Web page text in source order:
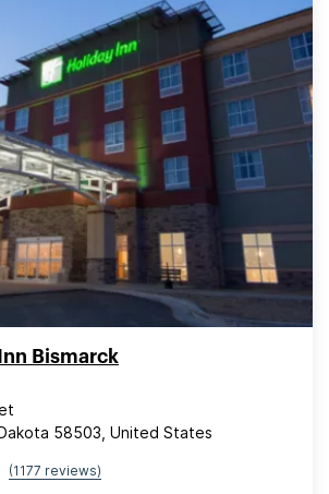
Bismarck
58503, United States
(1177 reviews)